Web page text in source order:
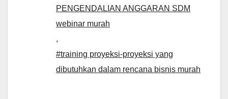
PENGENDALIAN ANGGARAN SDM
webinar murah
,
#training proyeksi-proyeksi yang
dibutuhkan dalam rencana bisnis murah